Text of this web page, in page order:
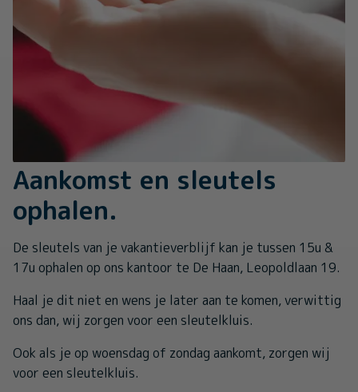
Aankomst en sleutels
ophalen.
De sleutels van je vakantieverblijf kan je tussen 15u &
17u ophalen op ons kantoor te De Haan, Leopoldlaan 19.
Haal je dit niet en wens je later aan te komen, verwittig
ons dan, wij zorgen voor een sleutelkluis.
Ook als je op woensdag of zondag aankomt, zorgen wij
voor een sleutelkluis.